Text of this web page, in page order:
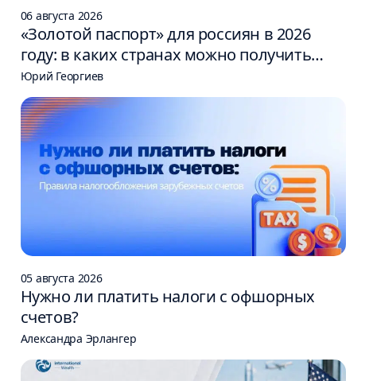
06 августа 2026
«Золотой паспорт» для россиян в 2026
году: в каких странах можно получить
гражданство за инвестиции
Юрий Георгиев
05 августа 2026
Нужно ли платить налоги с офшорных
счетов?
Александра Эрлангер